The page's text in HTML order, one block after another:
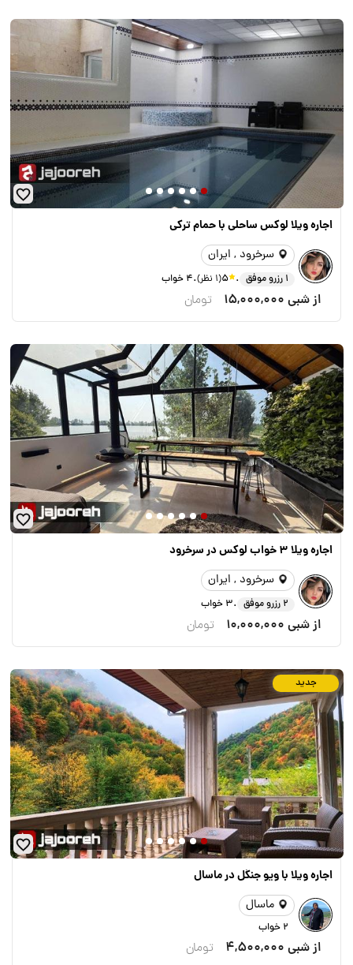
اجاره ويلا لوكس ساحلى با حمام تركى
سرخرود , ایران
1 رزرو موفق .
5(1 نظر) .4 خواب
از شبی 15,000,000 تومان
اجاره ویلا 3 خواب لوکس در سرخرود
سرخرود , ایران
2 رزرو موفق .3 خواب
از شبی 10,000,000 تومان
جدید
اجاره ویلا با ویو جنگل در ماسال
ماسال
2 خواب
از شبی 4,500,000 تومان